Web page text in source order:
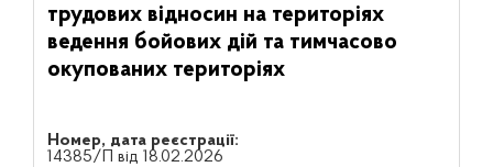
трудових відносин на територіях
ведення бойових дій та тимчасово
окупованих територіях
Номер, дата реєстрації:
14385/П від 18.02.2026